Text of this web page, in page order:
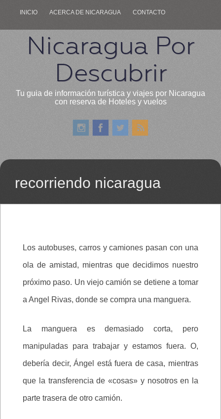
INICIO ACERCA DE NICARAGUA CONTACTO
Nicaragua Por
Descubrir
Tu guia de información turística y viajes por Nicaragua
con reserva de Hoteles y vuelos
recorriendo nicaragua
Los autobuses, carros y camiones pasan con una
ola de amistad, mientras que decidimos nuestro
próximo paso. Un viejo camión se detiene a tomar
a Angel Rivas, donde se compra una manguera.
La manguera es demasiado corta, pero
manipuladas para trabajar y estamos fuera. O,
debería decir, Ángel está fuera de casa, mientras
que la transferencia de «cosas» y nosotros en la
parte trasera de otro camión.